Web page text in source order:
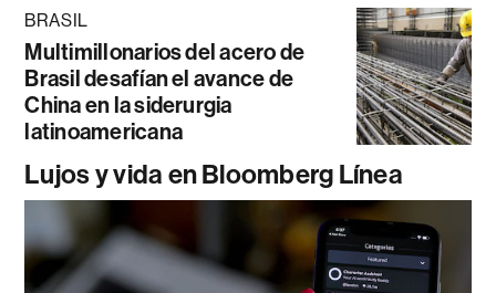
BRASIL
Multimillonarios del acero de
Brasil desafían el avance de
China en la siderurgia
latinoamericana
Lujos y vida en Bloomberg Línea